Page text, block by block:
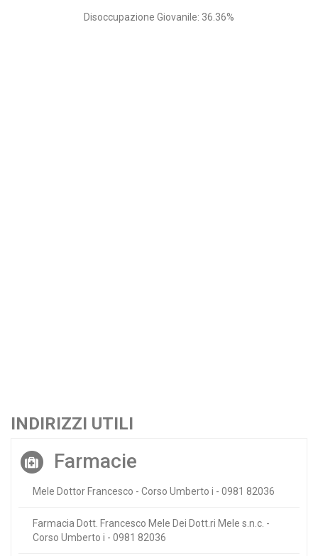
Disoccupazione Giovanile: 36.36%
INDIRIZZI UTILI
Farmacie
Mele Dottor Francesco - Corso Umberto i - 0981 82036
Farmacia Dott. Francesco Mele Dei Dott.ri Mele s.n.c. -
Corso Umberto i - 0981 82036